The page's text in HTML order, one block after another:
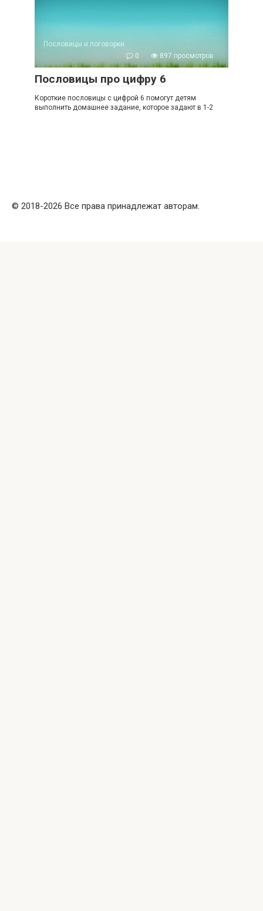
Пословицы и поговорки
0
897 просмотров
Пословицы про цифру 6
Короткие пословицы с цифрой 6 помогут детям
выполнить домашнее задание, которое задают в 1-2
© 2018-2026 Все права принадлежат авторам.